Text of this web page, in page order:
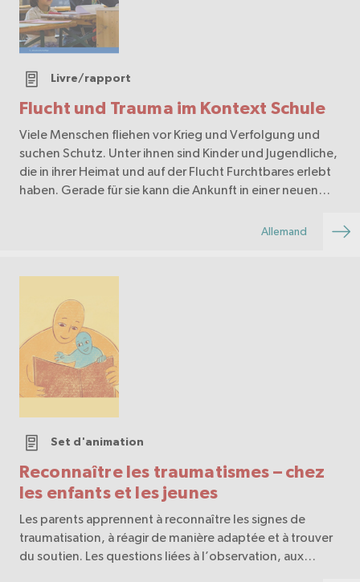
Flucht und Trauma im Kontext Schule
Livre/rapport
Viele Menschen fliehen vor Krieg und Verfolgung und
suchen Schutz. Unter ihnen sind Kinder und Jugendliche,
die in ihrer Heimat und auf der Flucht Furchtbares erlebt
haben. Gerade für sie kann die Ankunft in einer neuen
Allemand
Reconnaître les traumatismes – chez
les enfants et les jeunes
Set d'animation
Les parents apprennent à reconnaître les signes de
traumatisation, à réagir de manière adaptée et à trouver
du soutien. Les questions liées à l’observation, aux